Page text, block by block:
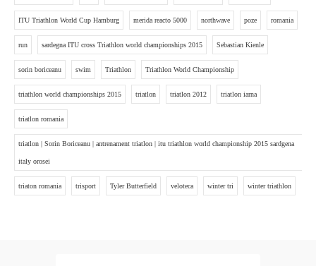
ITU Triathlon World Cup Hamburg merida reacto 5000 northwave poze romania
run sardegna ITU cross Triathlon world championships 2015 Sebastian Kienle
sorin boriceanu swim Triathlon Triathlon World Championship
triathlon world championships 2015 triatlon triatlon 2012 triatlon iarna
triatlon romania
triatlon | Sorin Boriceanu | antrenament triatlon | itu triathlon world championship 2015 sardgena
italy orosei
triaton romania trisport Tyler Butterfield veloteca winter tri winter triathlon